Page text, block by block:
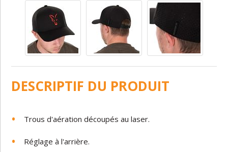
DESCRIPTIF DU PRODUIT
Trous d'aération découpés au laser.
Réglage à l'arrière.